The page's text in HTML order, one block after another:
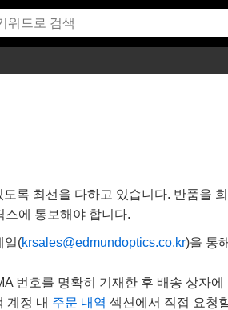
록 최선을 다하고 있습니다. 반품을
스에 통보해야 합니다.
일(krsales@edmundoptics.co.kr)을 통
번호를 명확히 기재한 후 배송 상자
계정 내 주문 내역 섹션에서 직접 요청